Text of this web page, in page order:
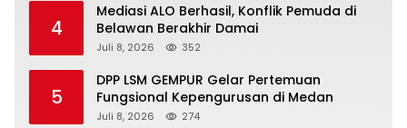
4
Mediasi ALO Berhasil, Konflik Pemuda di
Belawan Berakhir Damai
Juli 8, 2026 352
5
DPP LSM GEMPUR Gelar Pertemuan
Fungsional Kepengurusan di Medan
Juli 8, 2026 274